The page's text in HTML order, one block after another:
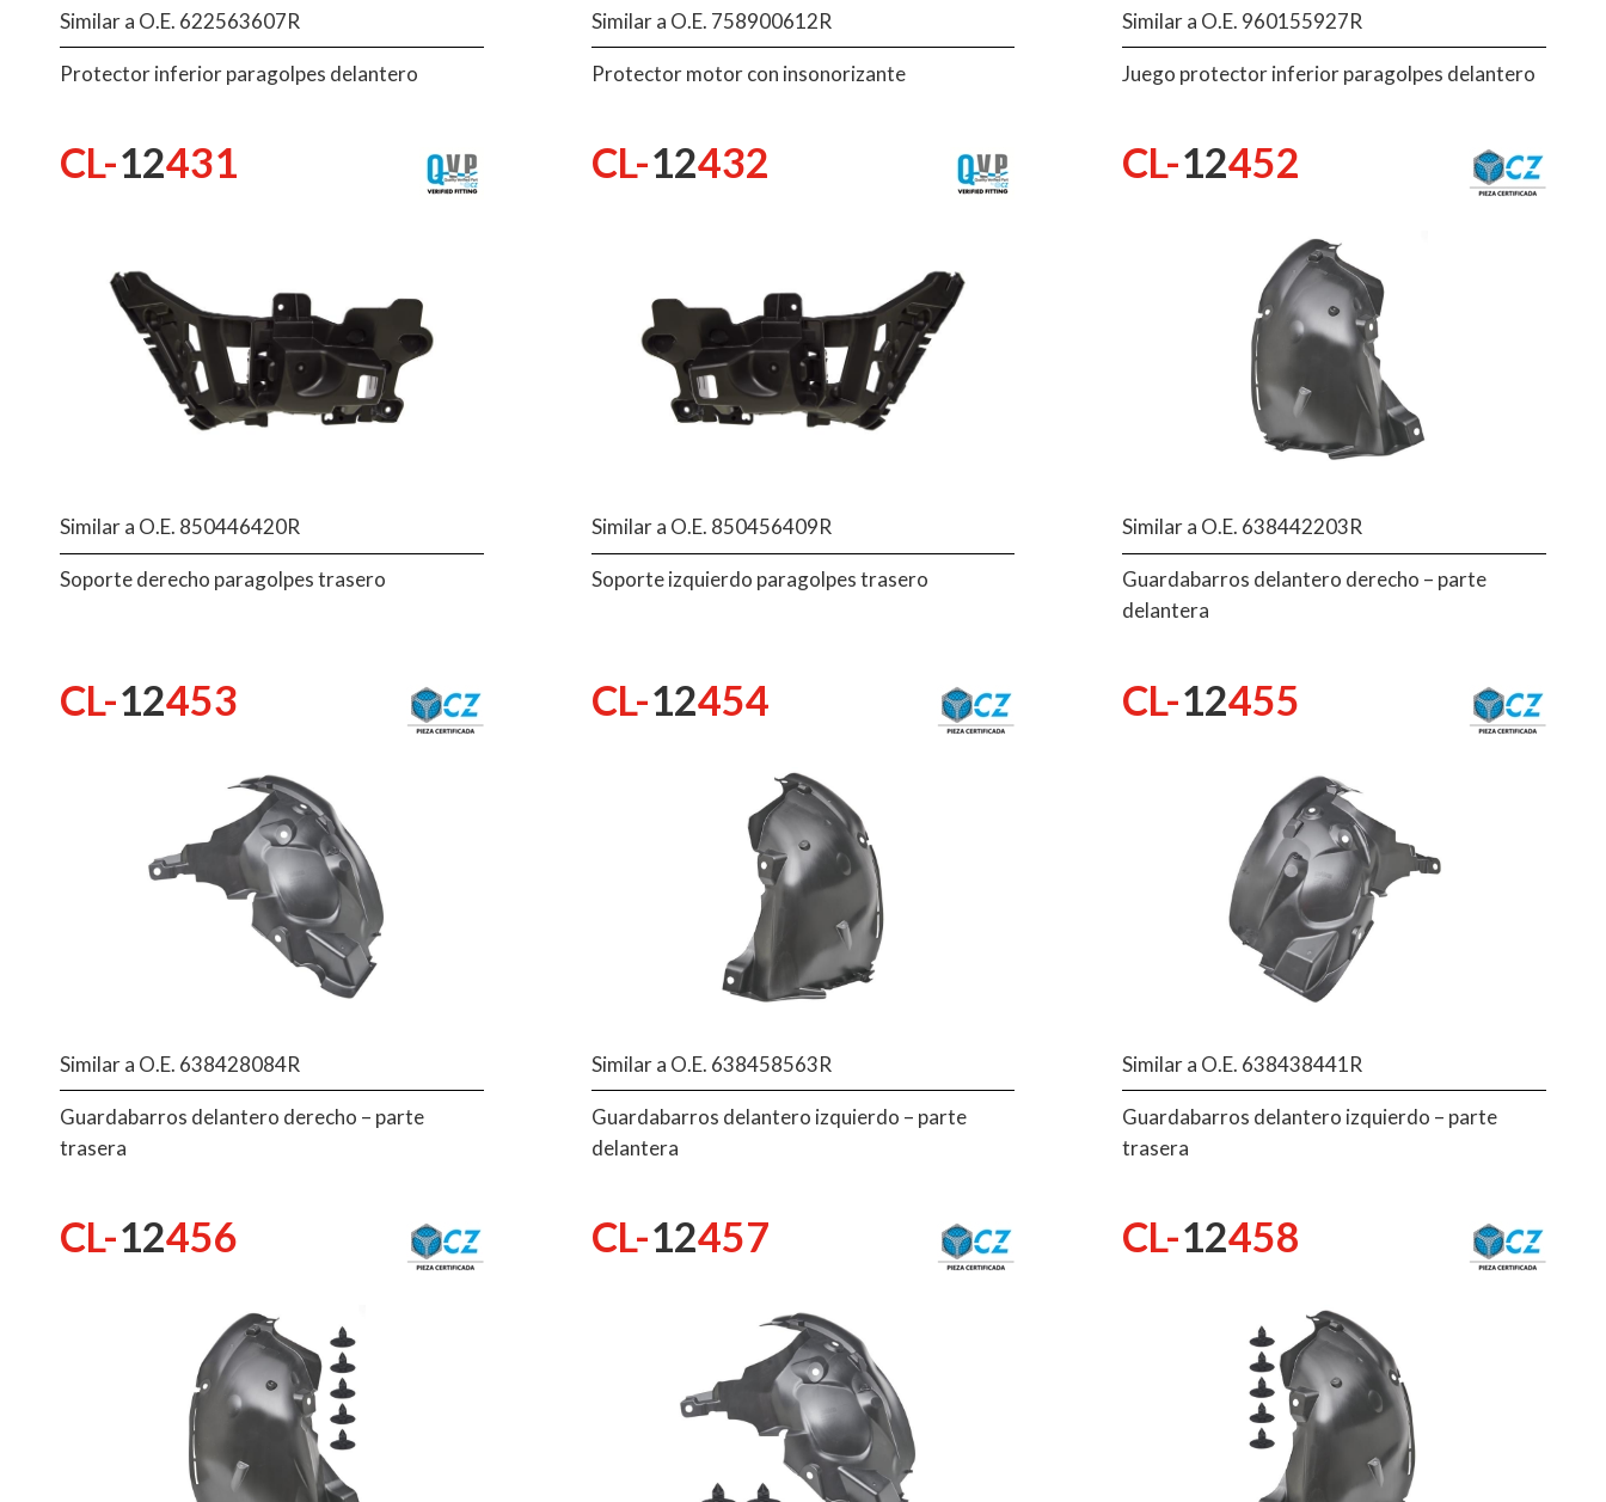
Similar a O.E. 622563607R
Protector inferior paragolpes delantero
Similar a O.E. 758900612R
Protector motor con insonorizante
Similar a O.E. 960155927R
Juego protector inferior paragolpes delantero
CL-12431
Similar a O.E. 850446420R
Soporte derecho paragolpes trasero
CL-12432
Similar a O.E. 850456409R
Soporte izquierdo paragolpes trasero
CL-12452
Similar a O.E. 638442203R
Guardabarros delantero derecho – parte
delantera
CL-12453
Similar a O.E. 638428084R
Guardabarros delantero derecho – parte
trasera
CL-12454
Similar a O.E. 638458563R
Guardabarros delantero izquierdo – parte
delantera
CL-12455
Similar a O.E. 638438441R
Guardabarros delantero izquierdo – parte
trasera
CL-12456 CL-12457 CL-12458